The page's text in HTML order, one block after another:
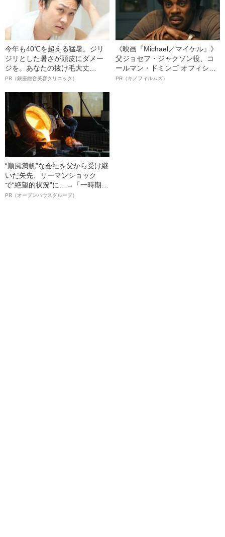
今年も40℃を超える猛暑。ジリ
ジリとした暑さが頭皮にダメー
ジを。あなたの抜け毛大丈
夫！？
PR（銀座総合美容クリニック）
《映画『Michael／マイケル』》
父ジョセフ・ジャクソン役、コ
ールマン・ドミンゴ オフィシャ
ルインタビュー“観客を魅了した
PR（キノフィルムズ）
“順風満帆”な会社を父から受け継
いだ矢先、リーマンショック
で“絶望的状況”に…→「一時期は
納品3年待ち」のヒット商品を生
PR（オープンハウスグループ）